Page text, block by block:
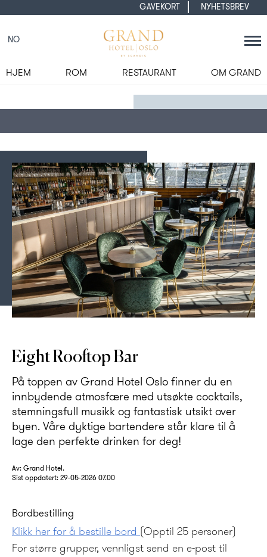
GAVEKORT NYHETSBREV
NO
HJEM ROM RESTAURANT OM GRAND
Nyt utsøkte cocktails med en unik panoramautsikt over Oslo.
Eight Rooftop Bar
På toppen av Grand Hotel Oslo finner du en
innbydende atmosfære med utsøkte cocktails,
stemningsfull musikk og fantastisk utsikt over
byen. Våre dyktige bartendere står klare til å
lage den perfekte drinken for deg!
Av: Grand Hotel.
Sist oppdatert:29-05-2026 07.00
Bordbestilling
Klikk her for å bestille bord (Opptil 25 personer)
For større grupper, vennligst send en e-post til